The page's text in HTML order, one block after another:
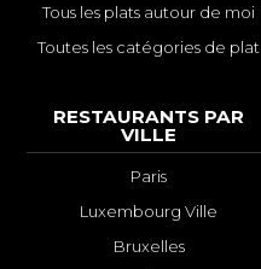
Tous les plats autour de moi
Toutes les catégories de plat
RESTAURANTS PAR
VILLE
Paris
Luxembourg Ville
Bruxelles